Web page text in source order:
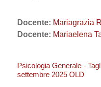
Docente: Mariagrazia
Docente: Mariaelena
Psicologia Generale -
settembre 2025 OLD